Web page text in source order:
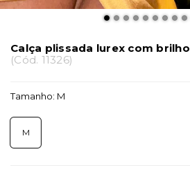
Calça plissada lurex com brilho
(Cód. 11326)
Tamanho: M
M